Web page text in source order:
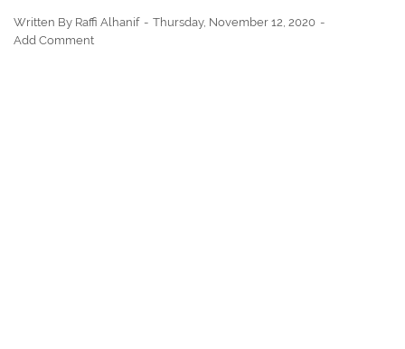
Written By Raffi Alhanif
Thursday, November 12, 2020
Add Comment